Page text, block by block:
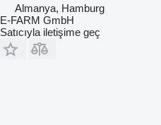
Almanya, Hamburg
E-FARM GmbH
Satıcıyla iletişime geç